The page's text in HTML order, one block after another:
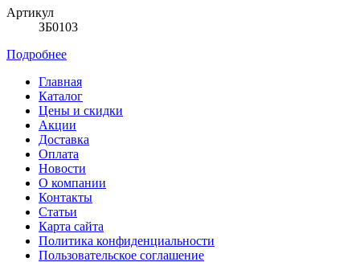
Артикул
ЗБ0103
Подробнее
Главная
Каталог
Цены и скидки
Акции
Доставка
Оплата
Новости
О компании
Контакты
Статьи
Карта сайта
Политика конфиденциальности
Пользовательское соглашение